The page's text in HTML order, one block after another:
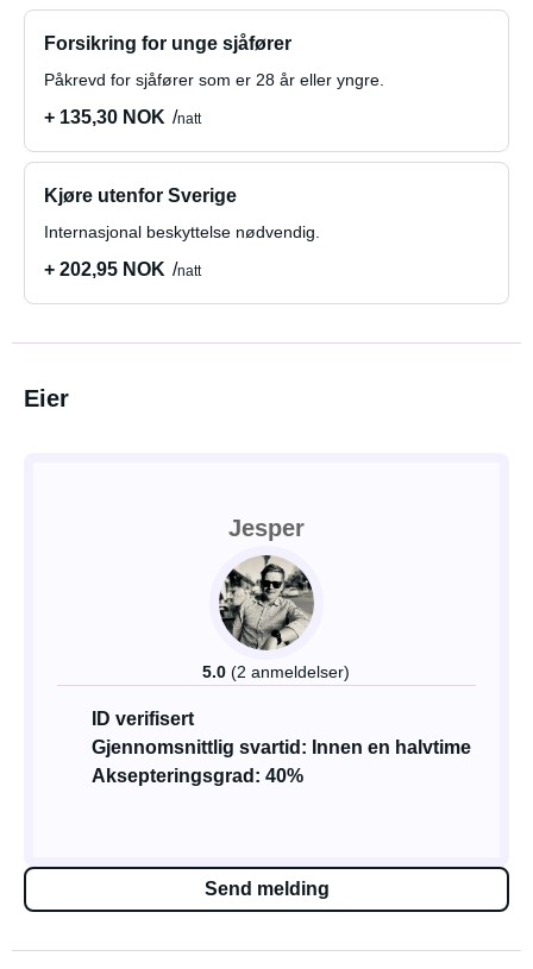
Forsikring for unge sjåfører
Påkrevd for sjåfører som er 28 år eller yngre.
+ 135,30 NOK natt
Kjøre utenfor Sverige
Internasjonal beskyttelse nødvendig.
+ 202,95 NOK natt
Eier
Jesper
5.0 (2 anmeldelser)
ID verifisert
Gjennomsnittlig svartid: Innen en halvtime
Aksepteringsgrad: 40%
Send melding